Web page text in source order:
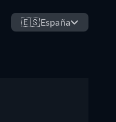
🇪🇸España